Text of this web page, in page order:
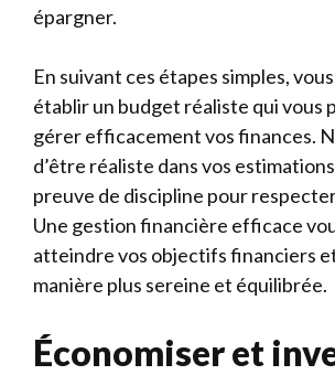
épargner.
En suivant ces étapes simples,
établir un budget réaliste qui vous
gérer efficacement vos finances.
d’être réaliste dans vos
preuve de discipline pour
Une gestion financière efficace
atteindre vos objectifs financiers
manière plus sereine et équilibrée.
Économiser et